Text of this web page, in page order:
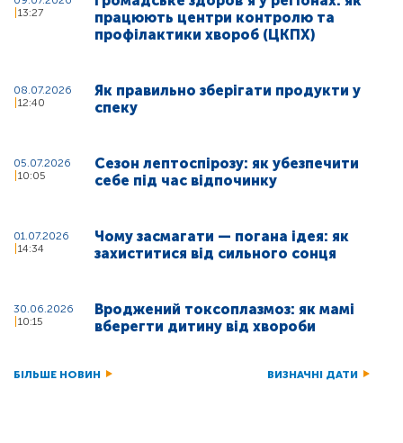
13:27
працюють центри контролю та
профілактики хвороб (ЦКПХ)
08.07.2026
12:40
Як правильно зберігати продукти у
спеку
05.07.2026
10:05
Сезон лептоспірозу: як убезпечити
себе під час відпочинку
01.07.2026
14:34
Чому засмагати — погана ідея: як
захиститися від сильного сонця
30.06.2026
10:15
Вроджений токсоплазмоз: як мамі
вберегти дитину від хвороби
БІЛЬШЕ НОВИН ВИЗНАЧНІ ДАТИ